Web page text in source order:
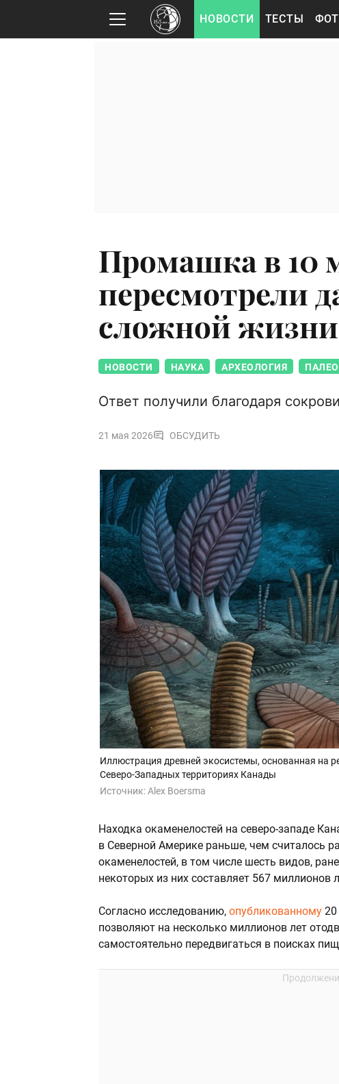
НОВОСТИ ТЕСТЫ
Промашка в 10
пересмотрели
сложной жизни
НОВОСТИ НАУКА АРХЕОЛОГИЯ
Ответ получили благодаря
21 мая 2026 ОБСУДИТЬ
Иллюстрация древней экосистемы, основанная на
Северо-Западных территориях Канады
Источник:Alex Boersma
Находка окаменелостей на северо-западе
в Северной Америке раньше, чем считалось
окаменелостей, в том числе шесть видов,
некоторых из них составляет 567 миллионов
Согласно исследованию, опубликованному
позволяют на несколько миллионов лет
самостоятельно передвигаться в поисках